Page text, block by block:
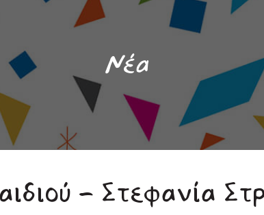
Νέα
- Στεφανία